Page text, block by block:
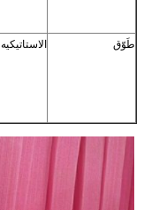
طَوّق
الاستاتيكيه